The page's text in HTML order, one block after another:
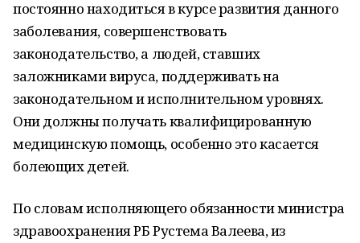
постоянно находиться в курсе развития данного
заболевания, совершенствовать
законодательство, а людей, ставших
заложниками вируса, поддерживать на
законодательном и исполнительном уровнях.
Они должны получать квалифицированную
медицинскую помощь, особенно это касается
болеющих детей.
По словам исполняющего обязанности министра
здравоохранения РБ Рустема Валеева, из